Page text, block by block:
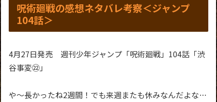
呪術廻戦の感想ネタバレ考察＜ジャンプ
104話＞
4月27日発売 週刊少年ジャンプ「呪術廻戦」104話「渋
谷事変㉒」
や～長かったね2週間！でも来週またも休みなんだよな…